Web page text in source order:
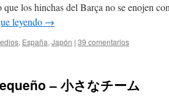
los hinchas del Barça no se enojen
leyendo →
, España, Japón | 39 comentarios
– 小さなチーム